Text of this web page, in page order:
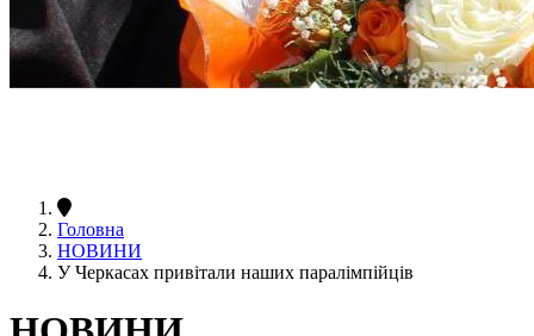
Головна
НОВИНИ
У Черкасах привітали наших паралімпійців